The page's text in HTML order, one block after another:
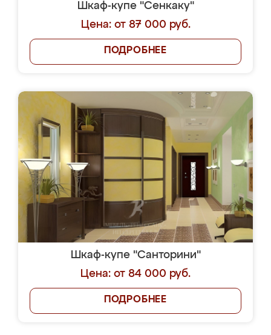
Шкаф-купе "Сенкаку"
Цена: от 87 000 руб.
ПОДРОБНЕЕ
Шкаф-купе "Санторини"
Цена: от 84 000 руб.
ПОДРОБНЕЕ